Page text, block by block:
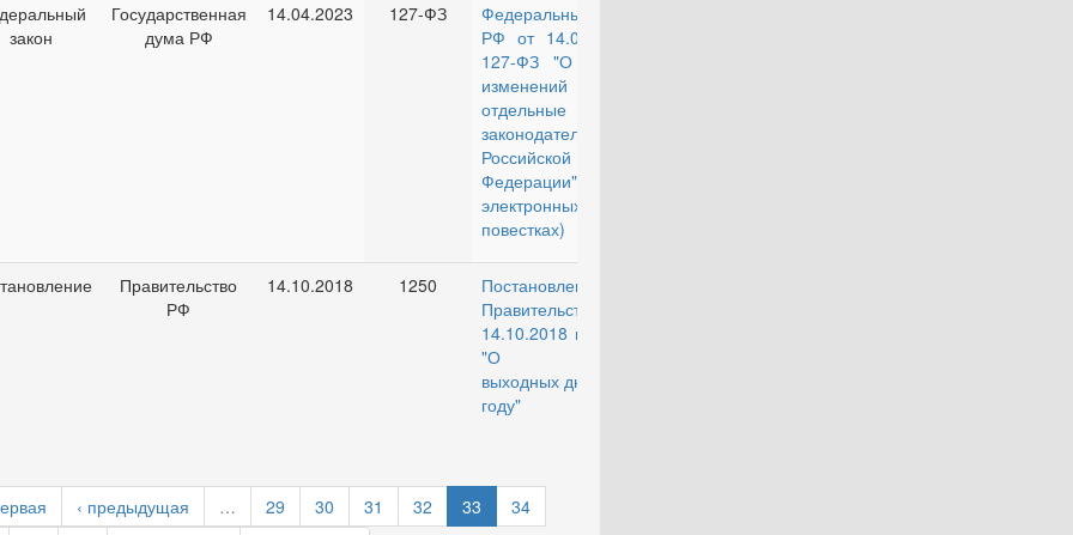
закон
Государственная
дума РФ
14.04.2023 127-ФЗ
Федеральный закон
РФ от 14.04.2023 №
127-ФЗ "О внесении
изменений в
отдельные
законодательные акты
Российской
Федерации" (Об
электронных
повестках)
Правительство
РФ
14.10.2018 1250
Постановление
Правительства РФ от
14.10.2018 г. № 1250
"О переносе
выходных дней в 2018
году"
‹ предыдущая … 29 30 31 32 33 34